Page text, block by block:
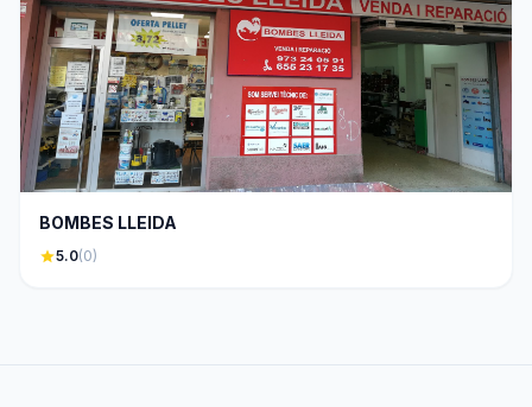
BOMBES LLEIDA
star5.0(0)